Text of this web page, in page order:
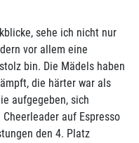
sehe ich nicht nur
vor allem eine
bin. Die Mädels haben
die härter war als
aufgegeben, sich
auf Espresso
den 4. Platz